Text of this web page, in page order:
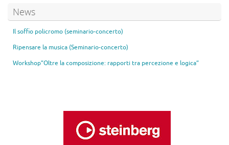
News
Il soffio policromo (seminario-concerto)
Ripensare la musica (Seminario-concerto)
Workshop”Oltre la composizione: rapporti tra percezione e logica”